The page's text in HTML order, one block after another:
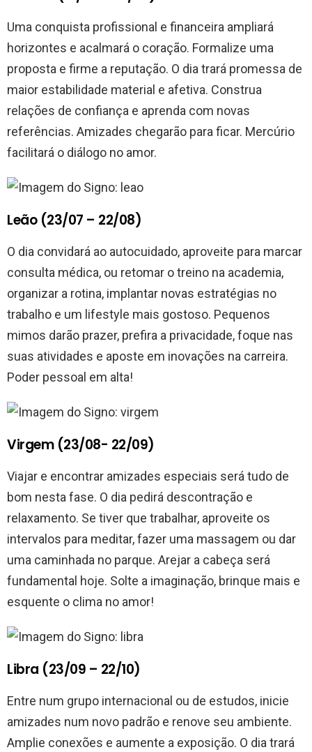
Uma conquista profissional e financeira ampliará
horizontes e acalmará o coração. Formalize uma
proposta e firme a reputação. O dia trará promessa de
maior estabilidade material e afetiva. Construa
relações de confiança e aprenda com novas
referências. Amizades chegarão para ficar. Mercúrio
facilitará o diálogo no amor.
Leão (23/07 – 22/08)
O dia convidará ao autocuidado, aproveite para marcar
consulta médica, ou retomar o treino na academia,
organizar a rotina, implantar novas estratégias no
trabalho e um lifestyle mais gostoso. Pequenos
mimos darão prazer, prefira a privacidade, foque nas
suas atividades e aposte em inovações na carreira.
Poder pessoal em alta!
Virgem (23/08- 22/09)
Viajar e encontrar amizades especiais será tudo de
bom nesta fase. O dia pedirá descontração e
relaxamento. Se tiver que trabalhar, aproveite os
intervalos para meditar, fazer uma massagem ou dar
uma caminhada no parque. Arejar a cabeça será
fundamental hoje. Solte a imaginação, brinque mais e
esquente o clima no amor!
Libra (23/09 – 22/10)
Entre num grupo internacional ou de estudos, inicie
amizades num novo padrão e renove seu ambiente.
Amplie conexões e aumente a exposição. O dia trará